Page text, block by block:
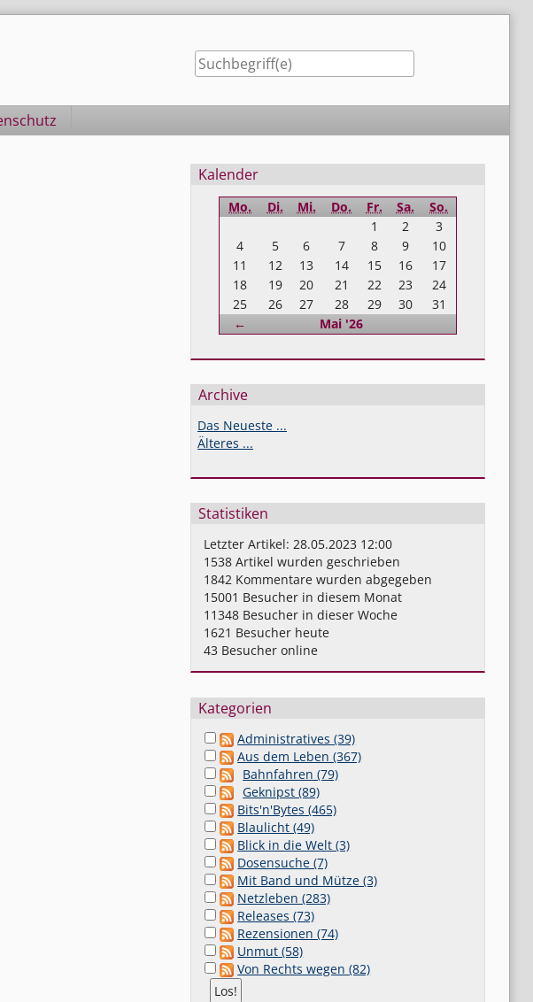
Seitenleiste
Kalender
Mo. Di. Mi. Do. Fr. Sa. So.
← Mai '26
1 2
3
4
5 6 7 8 9
10
11
12 13 14 15 16
17
18
19 20 21 22 23
24
25
26 27 28 29 30 31
Archive
Das Neueste ...
Älteres ...
Statistiken
Letzter Artikel: 28.05.2023 12:00
1538Artikel wurden geschrieben
1842Kommentare wurden abgegeben
15001 Besucher in diesem Monat
11348Besucher in dieser Woche
1621 Besucher heute
43 Besucher online
Kategorien
Administratives (39)
Aus dem Leben (367)
Bahnfahren (79)
Geknipst (89)
Bits'n'Bytes (465)
Blaulicht (49)
Blick in die Welt (3)
Dosensuche (7)
Mit Band und Mütze (3)
Netzleben (283)
Releases (73)
Rezensionen (74)
Unmut (58)
Von Rechts wegen (82)